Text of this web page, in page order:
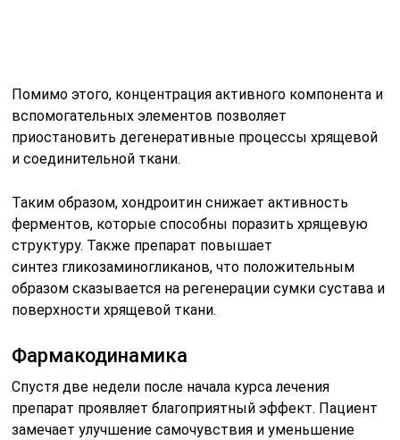
Помимо этого, концентрация активного компонента и
вспомогательных элементов позволяет
приостановить дегенеративные процессы хрящевой
и соединительной ткани.
Таким образом, хондроитин снижает активность
ферментов, которые способны поразить хрящевую
структуру. Также препарат повышает
синтез гликозаминогликанов, что положительным
образом сказывается на регенерации сумки сустава и
поверхности хрящевой ткани.
Фармакодинамика
Спустя две недели после начала курса лечения
препарат проявляет благоприятный эффект. Пациент
замечает улучшение самочувствия и уменьшение